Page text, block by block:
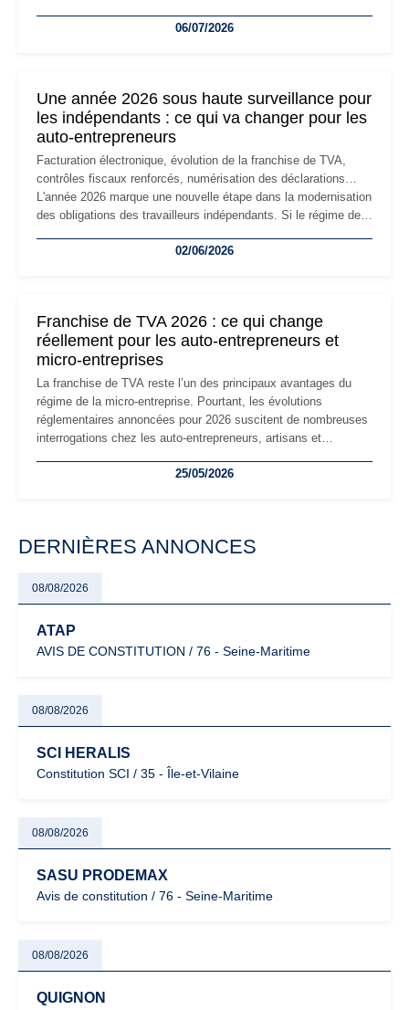
professionnels, recrutement, image de marque… Le
06/07/2026
Une année 2026 sous haute surveillance pour
les indépendants : ce qui va changer pour les
auto-entrepreneurs
Facturation électronique, évolution de la franchise de TVA,
contrôles fiscaux renforcés, numérisation des déclarations…
L'année 2026 marque une nouvelle étape dans la modernisation
des obligations des travailleurs indépendants. Si le régime de
les auto-entrepreneurs devront s'adapter à un environnement
02/06/2026
Franchise de TVA 2026 : ce qui change
réellement pour les auto-entrepreneurs et
micro-entreprises
La franchise de TVA reste l’un des principaux avantages du
régime de la micro-entreprise. Pourtant, les évolutions
réglementaires annoncées pour 2026 suscitent de nombreuses
interrogations chez les auto-entrepreneurs, artisans et
facturation ou risque de bascule vers la TVA : les règles
25/05/2026
DERNIÈRES ANNONCES
08/08/2026
ATAP
AVIS DE CONSTITUTION / 76 - Seine-Maritime
08/08/2026
SCI HERALIS
Constitution SCI / 35 - Île-et-Vilaine
08/08/2026
SASU PRODEMAX
Avis de constitution / 76 - Seine-Maritime
08/08/2026
QUIGNON